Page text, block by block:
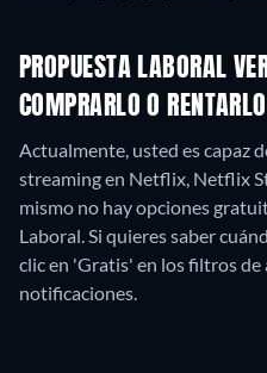
PROPUESTA LABORAL
COMPRARLO O RENTARLO
Actualmente, usted es capaz
streaming en Netflix, Netflix
mismo no hay opciones
Laboral. Si quieres saber
clic en 'Gratis' en los filtros
notificaciones.